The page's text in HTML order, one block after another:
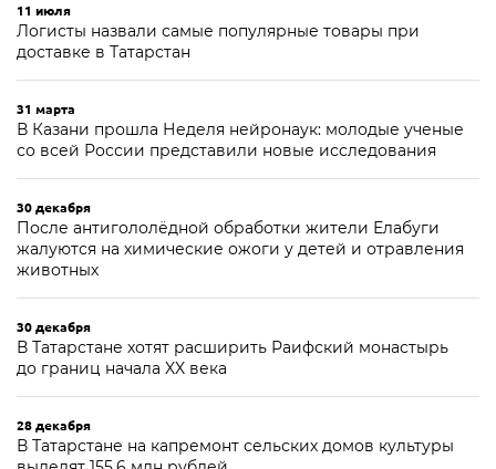
11 июля
Логисты назвали самые популярные товары при
доставке в Татарстан
31 марта
В Казани прошла Неделя нейронаук: молодые ученые
со всей России представили новые исследования
30 декабря
После антигололёдной обработки жители Елабуги
жалуются на химические ожоги у детей и отравления
животных
30 декабря
В Татарстане хотят расширить Раифский монастырь
до границ начала XX века
28 декабря
В Татарстане на капремонт сельских домов культуры